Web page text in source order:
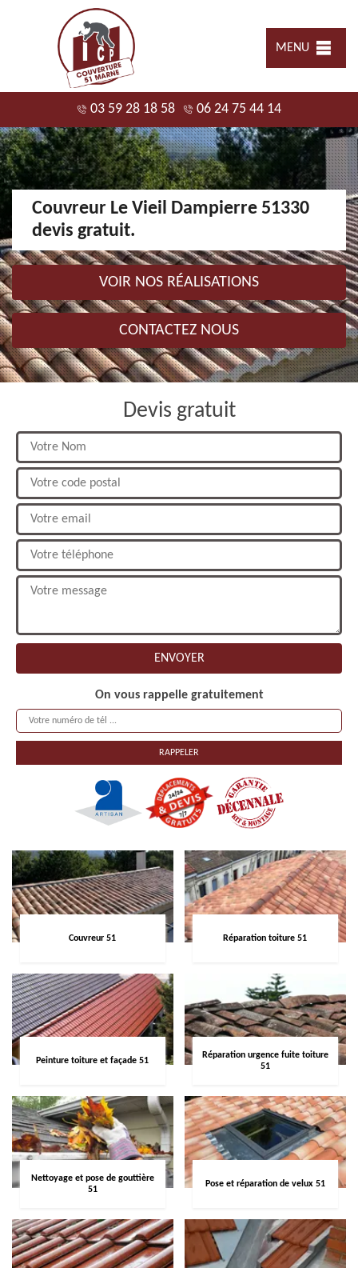
MENU
03 59 28 18 58 06 24 75 44 14
Couvreur Le Vieil Dampierre 51330
devis gratuit.
VOIR NOS RÉALISATIONS
CONTACTEZ NOUS
Devis gratuit
On vous rappelle gratuitement
Couvreur 51 Réparation toiture 51
Peinture toiture et façade 51
Réparation urgence fuite toiture
51
Nettoyage et pose de gouttière
51
Pose et réparation de velux 51